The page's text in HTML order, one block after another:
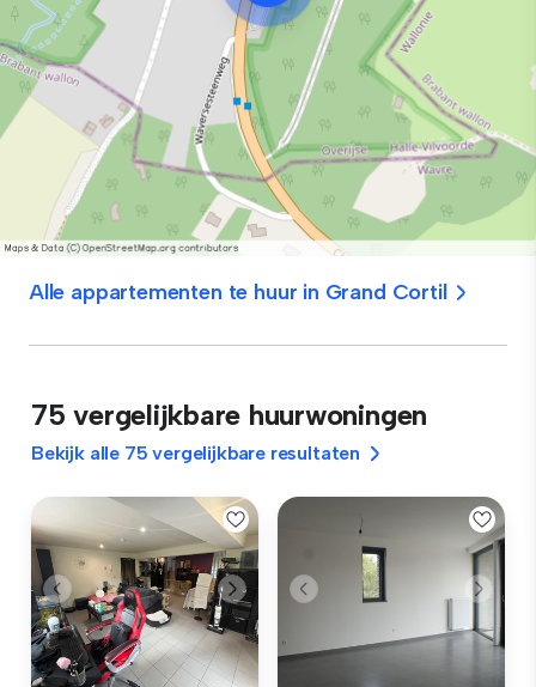
Alle appartementen te huur in Grand Cortil
75 vergelijkbare huurwoningen
Bekijk alle 75 vergelijkbare resultaten